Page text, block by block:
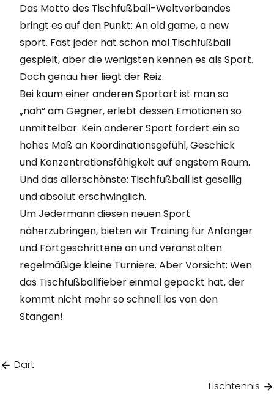
Das Motto des Tischfußball-Weltverbandes
bringt es auf den Punkt: An old game, a new
sport. Fast jeder hat schon mal Tischfußball
gespielt, aber die wenigsten kennen es als Sport.
Doch genau hier liegt der Reiz.
Bei kaum einer anderen Sportart ist man so
„nah“ am Gegner, erlebt dessen Emotionen so
unmittelbar. Kein anderer Sport fordert ein so
hohes Maß an Koordinationsgefühl, Geschick
und Konzentrationsfähigkeit auf engstem Raum.
Und das allerschönste: Tischfußball ist gesellig
und absolut erschwinglich.
Um Jedermann diesen neuen Sport
näherzubringen, bieten wir Training für Anfänger
und Fortgeschrittene an und veranstalten
regelmäßige kleine Turniere. Aber Vorsicht: Wen
das Tischfußballfieber einmal gepackt hat, der
kommt nicht mehr so schnell los von den
Stangen!
Dart
Tischtennis